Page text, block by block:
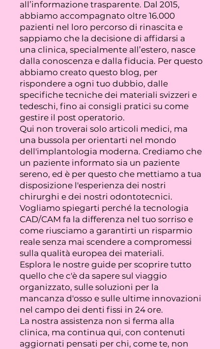
all’informazione trasparente. Dal 2015,
abbiamo accompagnato oltre 16.000
pazienti nel loro percorso di rinascita e
sappiamo che la decisione di affidarsi a
una clinica, specialmente all’estero, nasce
dalla conoscenza e dalla fiducia. Per questo
abbiamo creato questo blog, per
rispondere a ogni tuo dubbio, dalle
specifiche tecniche dei materiali svizzeri e
tedeschi, fino ai consigli pratici su come
gestire il post operatorio.
Qui non troverai solo articoli medici, ma
una bussola per orientarti nel mondo
dell'implantologia moderna. Crediamo che
un paziente informato sia un paziente
sereno, ed è per questo che mettiamo a tua
disposizione l'esperienza dei nostri
chirurghi e dei nostri odontotecnici.
Vogliamo spiegarti perché la tecnologia
CAD/CAM fa la differenza nel tuo sorriso e
come riusciamo a garantirti un risparmio
reale senza mai scendere a compromessi
sulla qualità europea dei materiali.
Esplora le nostre guide per scoprire tutto
quello che c'è da sapere sul viaggio
organizzato, sulle soluzioni per la
mancanza d'osso e sulle ultime innovazioni
nel campo dei denti fissi in 24 ore.
La nostra assistenza non si ferma alla
clinica, ma continua qui, con contenuti
aggiornati pensati per chi, come te, non